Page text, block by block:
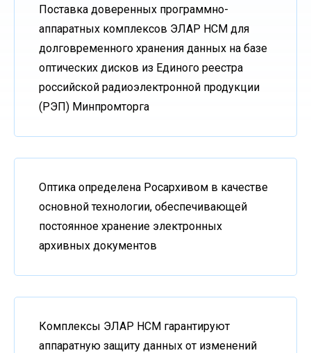
Поставка доверенных программно-
аппаратных комплексов ЭЛАР НСМ для
долговременного хранения данных на базе
оптических дисков из Единого реестра
российской радиоэлектронной продукции
(РЭП) Минпромторга
Оптика определена Росархивом в качестве
основной технологии, обеспечивающей
постоянное хранение электронных
архивных документов
Комплексы ЭЛАР НСМ гарантируют
аппаратную защиту данных от изменений